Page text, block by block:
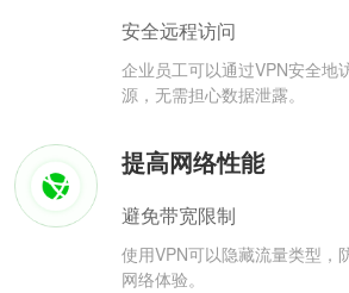
安全远程访问
企业员工可以通过VPN安全地
源，无需担心数据泄露。
提高网络性能
避免带宽限制
使用VPN可以隐藏流量类型，
网络体验。